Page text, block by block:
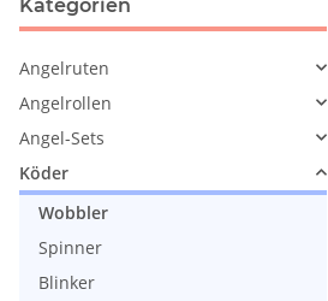
Kategorien
Angelruten
Angelrollen
Angel-Sets
Köder
Wobbler
Spinner
Blinker